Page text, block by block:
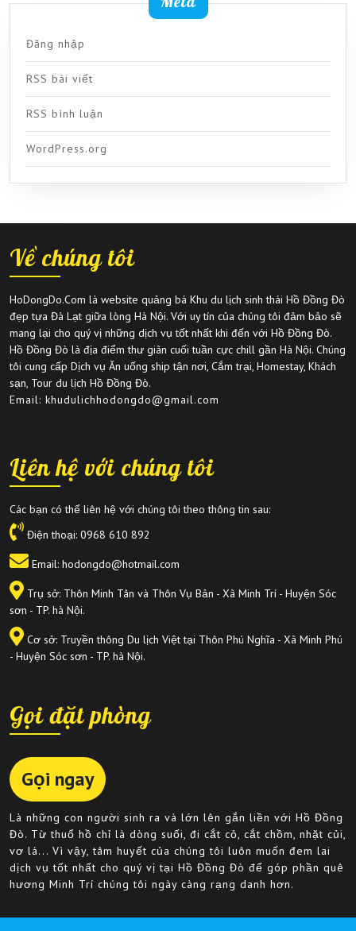
Đăng nhập
RSS bài viết
RSS bình luận
WordPress.org
Về chúng tôi
HoDongDo.Com là website quảng bá Khu du lịch sinh thái Hồ Đồng Đò
đẹp tựa Đà Lạt giữa lòng Hà Nội. Với uy tín của chúng tôi đảm bảo sẽ
mang lại cho quý vị những dịch vụ tốt nhất khi đến với Hồ Đồng Đò.
Hồ Đồng Đò là địa điểm thư giãn cuối tuần cực chill gần Hà Nội. Chúng
tôi cung cấp Dịch vụ Ăn uống ship tận nơi, Cắm trại, Homestay, Khách
sạn, Tour du lịch Hồ Đồng Đò.
Email: khudulichhodongdo@gmail.com
Liên hệ với chúng tôi
Các bạn có thể liên hệ với chúng tôi theo thông tin sau:
Điện thoại: 0968 610 892
Email: hodongdo@hotmail.com
Trụ sở: Thôn Minh Tân và Thôn Vụ Bản - Xã Minh Trí - Huyện Sóc
sơn - TP. hà Nội.
Cơ sở: Truyền thông Du lịch Việt tại Thôn Phú Nghĩa - Xã Minh Phú
- Huyện Sóc sơn - TP. hà Nội.
Gọi đặt phòng
Gọi ngay
Là những con người sinh ra và lớn lên gắn liền với Hồ Đồng
Đò. Từ thuổ hồ chỉ là dòng suối, đi cắt cỏ, cắt chồm, nhặt củi,
vơ lá... Vì vậy, tâm huyết của chúng tôi luôn muốn đem lai
dịch vụ tốt nhất cho quý vị tại Hồ Đồng Đò để góp phần quê
hương Minh Trí chúng tôi ngày càng rạng danh hơn.